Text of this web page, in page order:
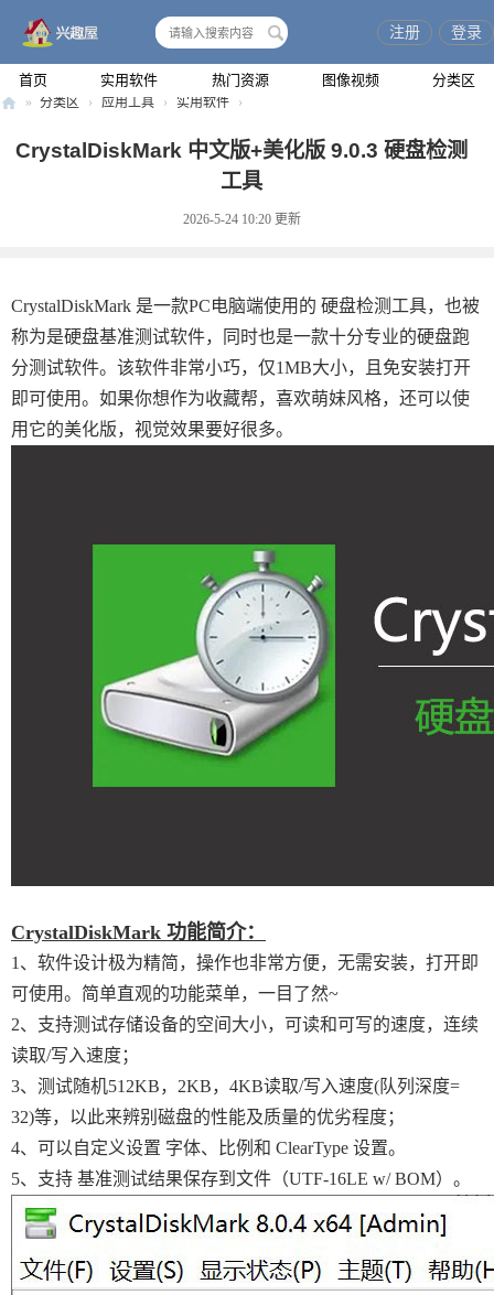
首页 实用软件 热门资源 图像视频 分类区
注册 登录
» 分类区 › 应用工具 › 实用软件 ›
CrystalDiskMark 中文版+美化版 9.0.3 硬盘检测
工具
2026-5-24 10:20 更新
CrystalDiskMark 是一款PC电脑端使用的 硬盘检测工具，也被
称为是硬盘基准测试软件，同时也是一款十分专业的硬盘跑
分测试软件。该软件非常小巧，仅1MB大小，且免安装打开
即可使用。如果你想作为收藏帮，喜欢萌妹风格，还可以使
用它的美化版，视觉效果要好很多。
CrystalDiskMark 功能简介：
1、软件设计极为精简，操作也非常方便，无需安装，打开即
可使用。简单直观的功能菜单，一目了然~
2、支持测试存储设备的空间大小，可读和可写的速度，连续
读取/写入速度；
3、测试随机512KB，2KB，4KB读取/写入速度(队列深度=
32)等，以此来辨别磁盘的性能及质量的优劣程度；
4、可以自定义设置 字体、比例和 ClearType 设置。
5、支持 基准测试结果保存到文件（UTF-16LE w/ BOM）。